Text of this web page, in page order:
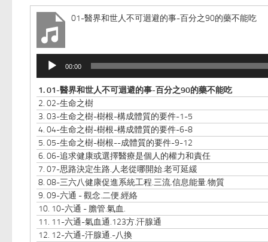
01-醫界和世人不可迴避的事-百分之90的藥不能吃
放
器
00:00
1.01-醫界和世人不可迴避的事-百分之90的藥不能吃
2. 02-生命之樹
3. 03-生命之樹-樹根-構成體質的要件-1-5
4. 04-生命之樹-樹根-構成體質的要件-6-8
5. 05-生命之樹-樹根--成體質的要件-9-12
6. 06-追求健康或選擇醫療是個人的權力和責任
7. 07-思路決定生路.人老從哪開始.老可延緩
8. 08-三六八健康促進系統工程.三流.信息能量.物質
9. 09-六通 - 觀念.二便.經絡
10. 10-六通 - 膽管.氣血.
11. 11-六通-氣血通.123方.汗腺通
12. 12-六通-汗腺通.-八換